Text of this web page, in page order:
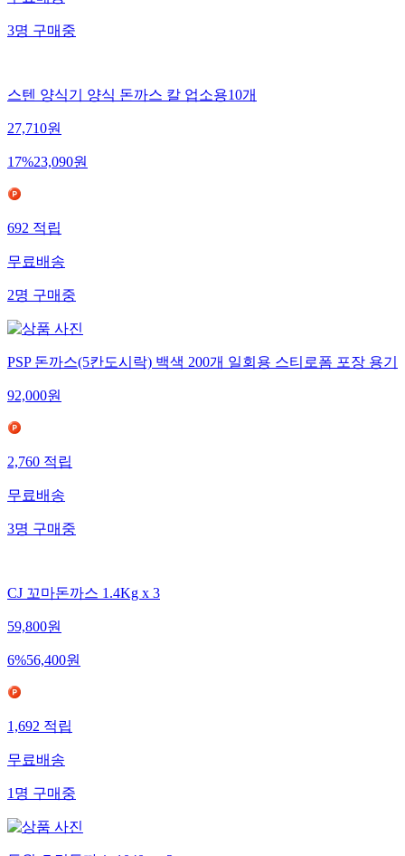
3명구매중
스텐 양식기 양식 돈까스 칼 업소용10개
27,710원
17%23,090원
692적립
무료배송
2명구매중
PSP 돈까스(5칸도시락) 백색 200개 일회용 스티로폼 포장 용기
92,000원
2,760적립
무료배송
3명구매중
CJ 꼬마돈까스 1.4Kg x 3
59,800원
6%56,400원
1,692적립
무료배송
1명구매중